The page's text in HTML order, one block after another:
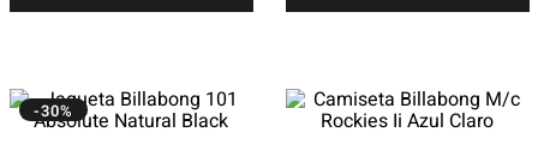
-30%